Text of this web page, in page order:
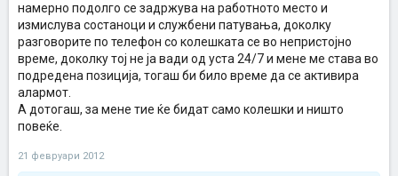
намерно подолго се задржува на работното место и
измислува состаноци и службени патувања, доколку
разговорите по телефон со колешката се во непристојно
време, доколку тој не ја вади од уста 24/7 и мене ме става во
подредена позиција, тогаш би било време да се активира
алармот.
А дотогаш, за мене тие ќе бидат само колешки и ништо
повеќе.
21 февруари 2012